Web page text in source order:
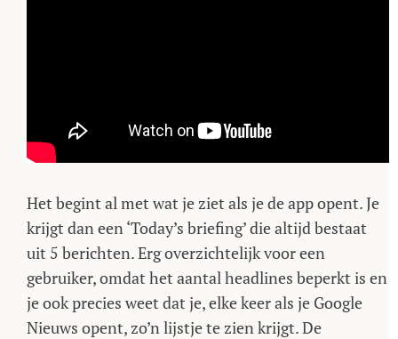
Het begint al met wat je ziet als je de app opent. Je
krijgt dan een ‘Today’s briefing’ die altijd bestaat
uit 5 berichten. Erg overzichtelijk voor een
gebruiker, omdat het aantal headlines beperkt is en
je ook precies weet dat je, elke keer als je Google
Nieuws opent, zo’n lijstje te zien krijgt. De